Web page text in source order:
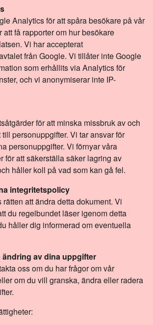
Analytics för att spåra besökare på vår
att få rapporter om hur besökare
Vi har accepterat
från Google. Vi tillåter inte Google
som erhållits via Analytics för
och vi anonymiserar inte IP-
för att minska missbruk av och
personuppgifter. Vi tar ansvar för
personuppgifter. Vi förnyar våra
för att säkerställa säker lagring av
håller koll på vad som kan gå fel.
integritetspolicy
att ändra detta dokument. Vi
du regelbundet läser igenom detta
håller dig informerad om eventuella
av dina uppgifter
oss om du har frågor om vår
om du vill granska, ändra eller radera